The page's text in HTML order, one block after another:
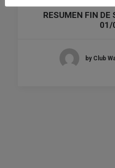
RESUMEN FIN
01/
by Club